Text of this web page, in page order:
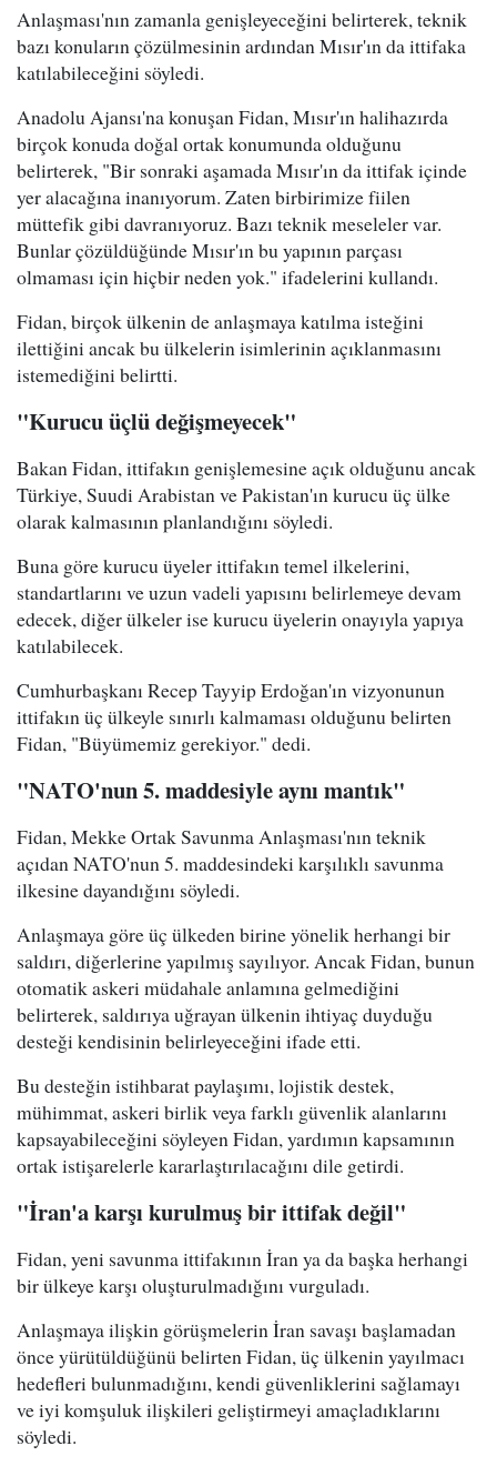
Anlaşması'nın zamanla genişleyeceğini belirterek, teknik
bazı konuların çözülmesinin ardından Mısır'ın da ittifaka
katılabileceğini söyledi.
Anadolu Ajansı'na konuşan Fidan, Mısır'ın halihazırda
birçok konuda doğal ortak konumunda olduğunu
belirterek, "Bir sonraki aşamada Mısır'ın da ittifak içinde
yer alacağına inanıyorum. Zaten birbirimize fiilen
müttefik gibi davranıyoruz. Bazı teknik meseleler var.
Bunlar çözüldüğünde Mısır'ın bu yapının parçası
olmaması için hiçbir neden yok." ifadelerini kullandı.
Fidan, birçok ülkenin de anlaşmaya katılma isteğini
ilettiğini ancak bu ülkelerin isimlerinin açıklanmasını
istemediğini belirtti.
"Kurucu üçlü değişmeyecek"
Bakan Fidan, ittifakın genişlemesine açık olduğunu ancak
Türkiye, Suudi Arabistan ve Pakistan'ın kurucu üç ülke
olarak kalmasının planlandığını söyledi.
Buna göre kurucu üyeler ittifakın temel ilkelerini,
standartlarını ve uzun vadeli yapısını belirlemeye devam
edecek, diğer ülkeler ise kurucu üyelerin onayıyla yapıya
katılabilecek.
Cumhurbaşkanı Recep Tayyip Erdoğan'ın vizyonunun
ittifakın üç ülkeyle sınırlı kalmaması olduğunu belirten
Fidan, "Büyümemiz gerekiyor." dedi.
"NATO'nun 5. maddesiyle aynı mantık"
Fidan, Mekke Ortak Savunma Anlaşması'nın teknik
açıdan NATO'nun 5. maddesindeki karşılıklı savunma
ilkesine dayandığını söyledi.
Anlaşmaya göre üç ülkeden birine yönelik herhangi bir
saldırı, diğerlerine yapılmış sayılıyor. Ancak Fidan, bunun
otomatik askeri müdahale anlamına gelmediğini
belirterek, saldırıya uğrayan ülkenin ihtiyaç duyduğu
desteği kendisinin belirleyeceğini ifade etti.
Bu desteğin istihbarat paylaşımı, lojistik destek,
mühimmat, askeri birlik veya farklı güvenlik alanlarını
kapsayabileceğini söyleyen Fidan, yardımın kapsamının
ortak istişarelerle kararlaştırılacağını dile getirdi.
"İran'a karşı kurulmuş bir ittifak değil"
Fidan, yeni savunma ittifakının İran ya da başka herhangi
bir ülkeye karşı oluşturulmadığını vurguladı.
Anlaşmaya ilişkin görüşmelerin İran savaşı başlamadan
önce yürütüldüğünü belirten Fidan, üç ülkenin yayılmacı
hedefleri bulunmadığını, kendi güvenliklerini sağlamayı
ve iyi komşuluk ilişkileri geliştirmeyi amaçladıklarını
söyledi.